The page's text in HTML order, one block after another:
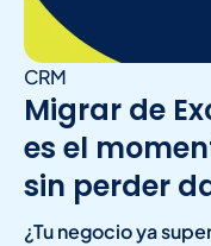
CRM
Migrar de
es el
sin perder
¿Tu negocio ya